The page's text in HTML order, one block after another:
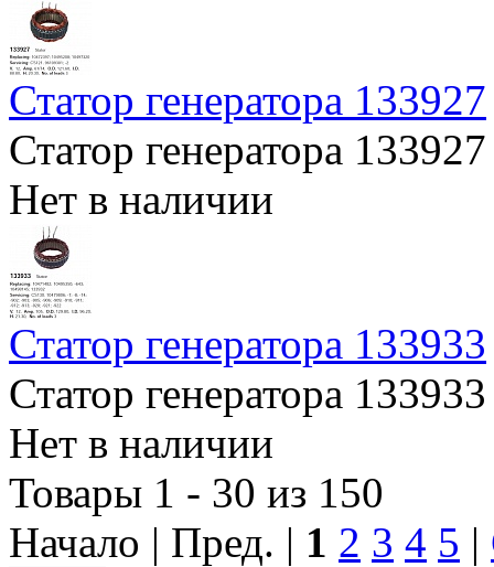
Статор генератора 133927
Статор генератора 133927
Нет в наличии
Статор генератора 133933
Статор генератора 133933
Нет в наличии
Товары 1 - 30 из 150
Начало | Пред. | 1 2 3 4 5 |